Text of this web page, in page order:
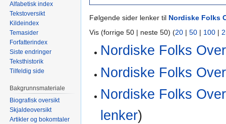
Følgende sider lenker til Nordiske Folks
Vis (forrige 50 | neste 50) (20 | 50 | 100 |
Nordiske Folks
Nordiske Folks
Nordiske Folks
lenker)
Alfabetisk index
Tekstoversikt
Kildeindex
Temasider
Forfatterindex
Siste endringer
Teksthistorik
Tilfeldig side
Bakgrunnsmateriale
Biografisk oversikt
Skjaldeoversikt
Artikler og bokomtaler